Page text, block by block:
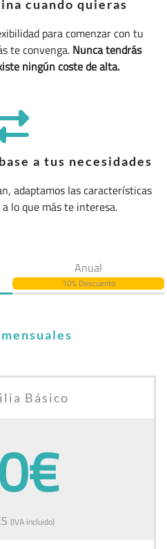
cuando quieras
para comenzar con tu
te convenga.Nunca tendrás
ningún coste de alta.
a tus necesidades
adaptamos las características
lo que más te interesa.
Anual
10% Descuento
mensuales
Básico
(IVA incluido)